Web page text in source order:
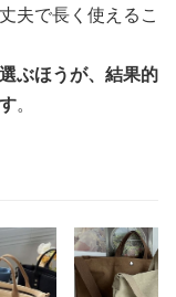
夫で長く使えるこ
ぶほうが、結果的
。